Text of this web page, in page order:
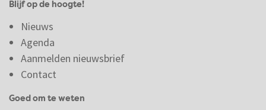
Blijf op de hoogte!
Nieuws
Agenda
Aanmelden nieuwsbrief
Contact
Goed om te weten